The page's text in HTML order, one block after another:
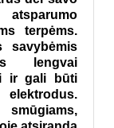
terpėms.
savybėmis
lengvai
ir gali būti
smūgiams,